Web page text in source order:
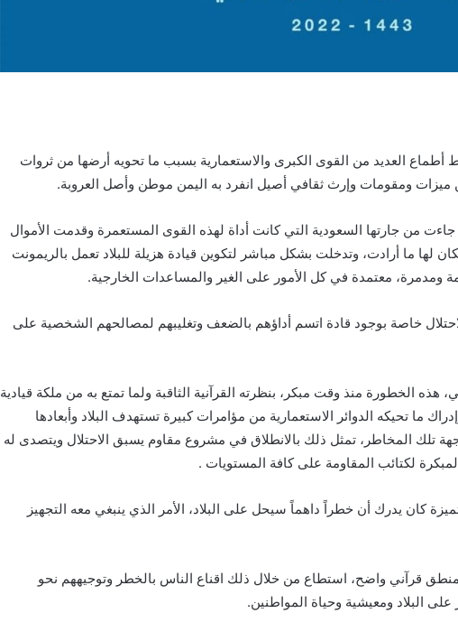
العديد من القوى الكبرى والاستعمارية بسبب ما تحويه أرضها من ثروات
ميزات ومقومات وإرث ثقافي أصيل انفرد به اليمن موطن وأصل العروبة.
جاءت من جارتها السعودية التي كانت أداة لهذه القوى المستعمرة وقدمت الأموال
لها ما أرادت، وتدخلت بشكل مباشر لتكوين قيادة هزيلة للبلاد تعمل بالريمونت
ومدمرة، معتمدة في كل الأمور على الغير والمساعدات الخارجية.
خاصة بوجود قادة اتسم أداؤهم بالضعف وتغليبهم لمصالحهم الشخصية على
هذه الخطورة منذ وقت مبكر، بنظرته القرآنية الثاقبة ولما تمتع به من ملكة قيادية
ما تحيكه الدوائر الاستعمارية من مؤامرات كبيرة تستهدف البلاد وأبعادها
تلك المخاطر، تمثل ذلك بالانطلاق في مشروع مقاوم يسبق الاحتلال ويتصدى له
لكتائب المقاومة على كافة المستويات .
كان يدرك أن خطراً داهماً سيحل على البلاد، الأمر الذي ينبغي معه التجهيز
قرآني واضح، استطاع من خلال ذلك اقناع الناس بالخطر وتوجيههم نحو
البلاد ومعيشية وحياة المواطنين.